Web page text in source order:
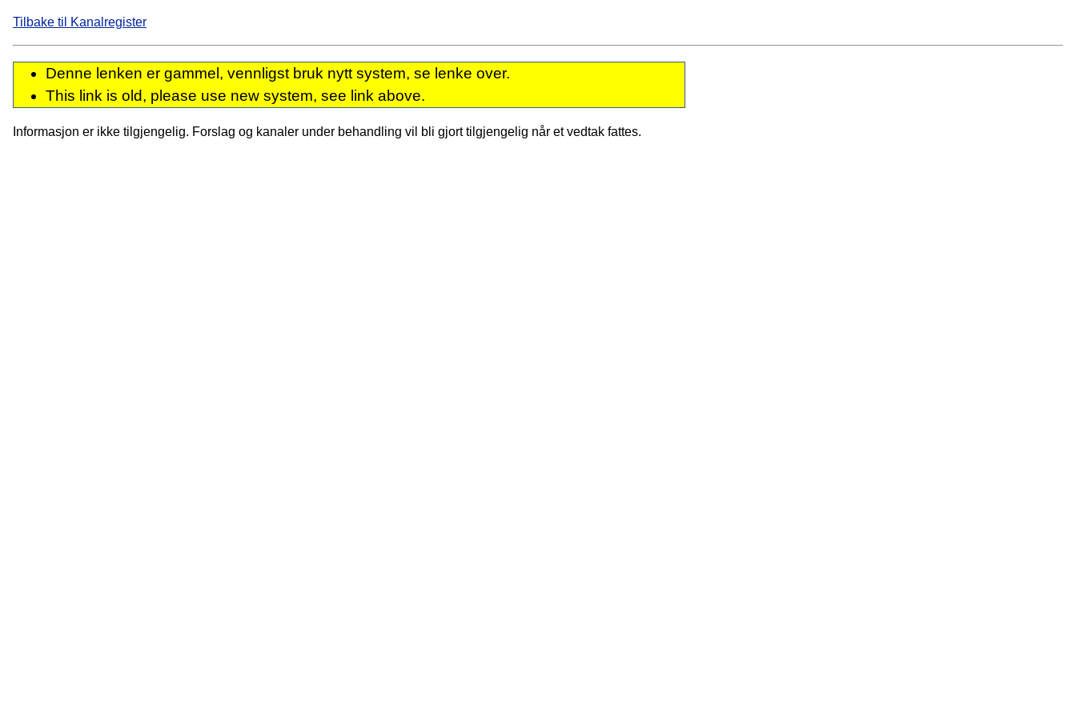
Tilbake til Kanalregister
Denne lenken er gammel, vennligst bruk nytt system, se lenke over.
This link is old, please use new system, see link above.
Informasjon er ikke tilgjengelig. Forslag og kanaler under behandling vil bli gjort tilgjengelig når et vedtak fattes.